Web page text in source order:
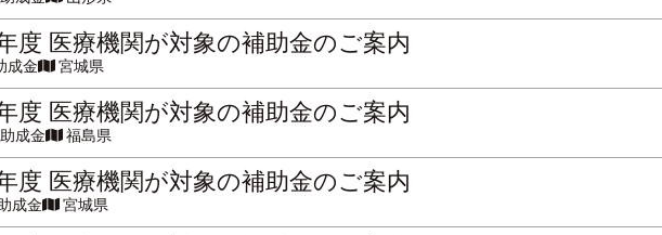
度 医療機関が対象の補助金のご案内
成金 宮城県
度 医療機関が対象の補助金のご案内
助成金 福島県
度 医療機関が対象の補助金のご案内
成金 宮城県